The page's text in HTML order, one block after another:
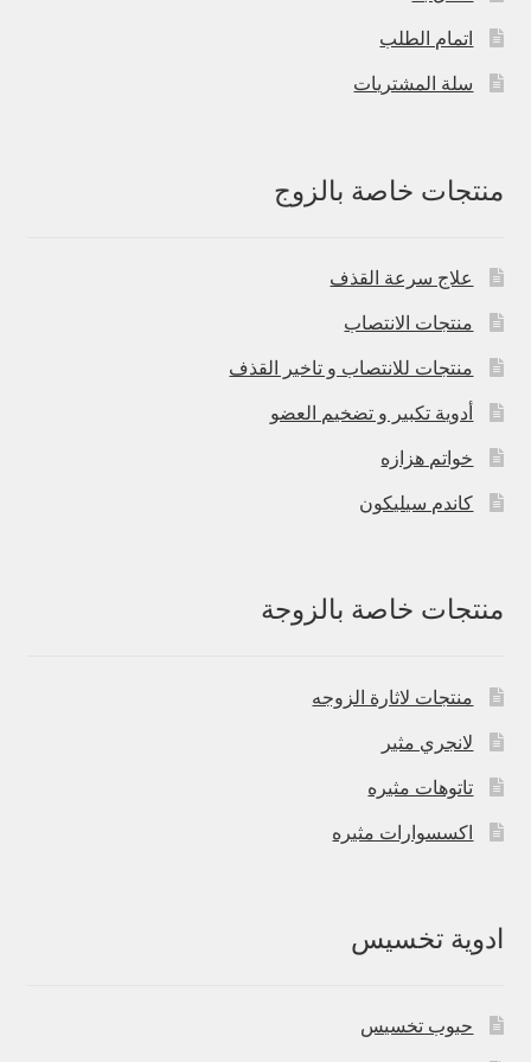
اتمام الطلب
سلة المشتريات
منتجات خاصة بالزوج
علاج سرعة القذف
منتجات الانتصاب
منتجات للانتصاب و تاخير القذف
أدوية تكبير و تضخيم العضو
خواتم هزازه
كاندم سيليكون
منتجات خاصة بالزوجة
منتجات لاثارة الزوجه
لانجري مثير
تاتوهات مثيره
اكسسوارات مثيره
ادوية تخسيس
حبوب تخسيس